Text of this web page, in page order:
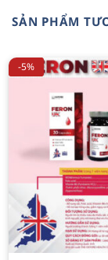
SẢN PHẨM
-5%